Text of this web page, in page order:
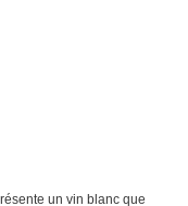
un vin blanc que